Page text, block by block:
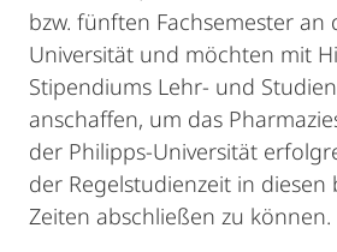
bzw. fünften Fachsemester an
Universität und möchten mit
Stipendiums Lehr- und
anschaffen, um das
der Philipps-Universität
der Regelstudienzeit in diesen
Zeiten abschließen zu können.